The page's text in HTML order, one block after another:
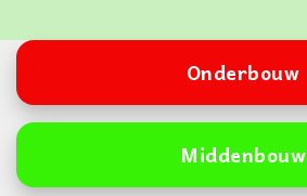
Onderbouw
Middenbouw